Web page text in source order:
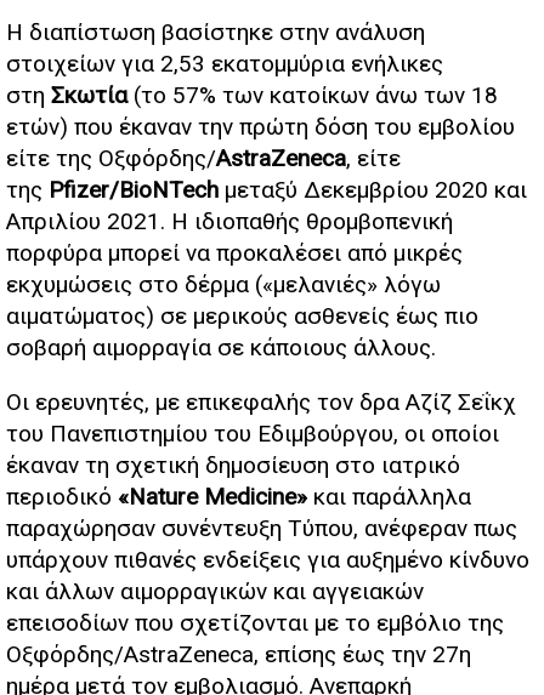
Η διαπίστωση βασίστηκε στην ανάλυση
στοιχείων για 2,53 εκατομμύρια ενήλικες
στη Σκωτία(το 57% των κατοίκων άνω των 18
ετών) που έκαναν την πρώτη δόση του εμβολίου
είτε της Οξφόρδης/AstraZeneca, είτε
της Pfizer/BioNTech μεταξύ Δεκεμβρίου 2020 και
Απριλίου 2021. H ιδιοπαθής θρομβοπενική
πορφύρα μπορεί να προκαλέσει από μικρές
εκχυμώσεις στο δέρμα («μελανιές» λόγω
αιματώματος) σε μερικούς ασθενείς έως πιο
σοβαρή αιμορραγία σε κάποιους άλλους.
Οι ερευνητές, με επικεφαλής τον δρα Αζίζ Σεΐκχ
του Πανεπιστημίου του Εδιμβούργου, οι οποίοι
έκαναν τη σχετική δημοσίευση στο ιατρικό
περιοδικό «Nature Medicine» και παράλληλα
παραχώρησαν συνέντευξη Τύπου, ανέφεραν πως
υπάρχουν πιθανές ενδείξεις για αυξημένο κίνδυνο
και άλλων αιμορραγικών και αγγειακών
επεισοδίων που σχετίζονται με το εμβόλιο της
Οξφόρδης/AstraZeneca, επίσης έως την 27η
ημέρα μετά τον εμβολιασμό. Ανεπαρκή